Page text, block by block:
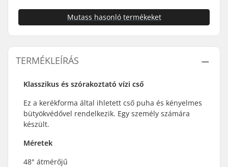
Mutass hasonló termékeket
TERMÉKLEÍRÁS
Klasszikus és szórakoztató vízi cső
Ez a kerékforma által ihletett cső puha és kényelmes
bütyökvédővel rendelkezik. Egy személy számára
készült.
Méretek
48" átmérőjű